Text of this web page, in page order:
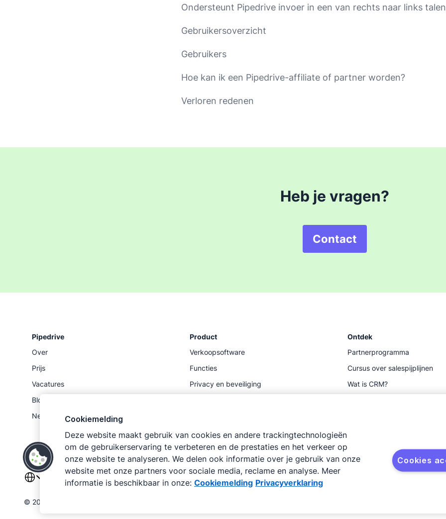
Ondersteunt Pipedrive invoer in een van rechts naar links
Gebruikersoverzicht
Gebruikers
Hoe kan ik een Pipedrive-affiliate of partner worden?
Verloren redenen
Heb je vragen?
Contact
Pipedrive
Over
Prijs
Vacatures
Blog
Newsroom
Product
Verkoopsoftware
Functies
Privacy en beveiliging
API
Ontdek
Partnerprogramma
Cursus over salespijplijnen
Wat is CRM?
© 2026
Cookiemelding
Deze website maakt gebruik van cookies en andere trackingtechnologieën
om de gebruikerservaring te verbeteren en de prestaties en het verkeer op
onze website te analyseren. We delen ook informatie over je gebruik van onze
website met onze partners voor sociale media, reclame en analyse. Meer
informatie is beschikbaar in onze: Cookiemelding Privacyverklaring
Cookies